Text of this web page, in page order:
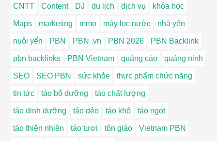
CNTT Content DJ du lịch dịch vụ khóa học
Maps marketing mmo máy lọc nước nhà yến
nuôi yến PBN PBN .vn PBN 2026 PBN Backlink
pbn backlinks PBN Vietnam quảng cáo quảng ninh
SEO SEO PBN sức khỏe thực phẩm chức năng
tin tức táo bổ dưỡng táo chất lượng
táo dinh dưỡng táo dẻo táo khô táo ngọt
táo thiên nhiên táo tươi tôn giáo Vietnam PBN